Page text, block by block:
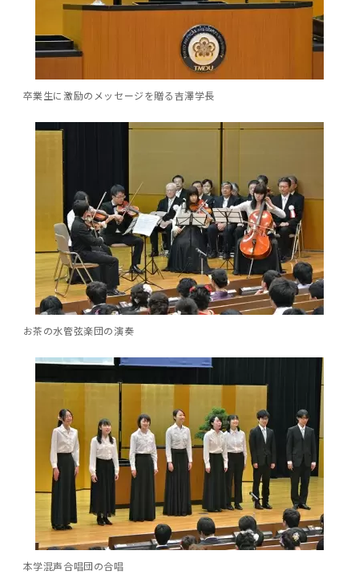
及び「複数学士号」に関する実施細目
その他の情報公開
研究不正の防止
会計監査人候補者の決定について
教育等の情報
動物実験等に関する情報
企業等からの資金提供状況の公表
女性活躍推進法による一般事業主行動計画
次世代育成支援対策推進法による一般事業主行
動計画
女性の活躍推進に向けた取り組み
目標とする教員の適正な年齢構成
キャンパスマスタープラン2016
国立大学法人ガバナンス・コード報告書
ジョン推進宣言／基本方針／アクション・プラ
女性活躍推進法による一般事業主行動計画
次世代育成支援対策推進法による一般事業主行
動計画
女性の活躍推進に向けた取り組み
次世代認定マーク「くるみん」を取得しました
（基準適合一般事業主認定）
障がいのある学生のサポートについて
卒業後の進路データ
サークル紹介
大学祭
留学について
キャンパス見学 ※現在は受け付けておりませ
ん
ILA国府台 公開講座等のお知らせ
キャンパス紹介
Call for Applications to Science Tokyo
SPRING（MD）Program for the 2024
Academic Year by Eligible Students
(*Autumn admission)
令和６年度（２０２４年度）総合知と癒しの次
世代フロントランナー育成プログラム（医歯学
系）「Science Tokyo SPRING (医歯学系)」
（旧TMDU卓越大学院生制度）対象学生（秋入
学対象）の募集について
Call for Applications to TMDU-SPRING
Program (formerly the TMDU WISE
Program) for the 2024 Academic Year
令和6年度（2024年度）東京医科歯科大学
「TMDU-SPRING」対象学生の募集について
（※春入学対象）について
Call for Application to TMDU WISE
Programs (II) for the 2023 Academic Year
by Eligible Students (*Autumn admission)
令和５年度（２０２３年度）東京医科歯科大学
「卓越大学院生制度（Ⅱ）」対象学生（秋入学
対象）の募集について
高等教育の修学支援制度
証明書関係
証明書関係トップ
医学部在学生
歯学部在学生
大学院在学生
附属学校在学生
障がいのある学生サポート
障がいのある学生サポートトップ
修学上の支援について
学生相談支援室
障害を理由とする差別の解消の推進に関する対
応要領
バリアフリーマップ
困りごと対策貸出グッズ
令和７年度（２０２５年度）新入生向けPC購
入推奨仕様書
令和６年度（２０２４年度）東京医科歯科大学
「研究者早期育成コース」採用決定通知書授与
式を行いました。
令和５年度（２０２３年度）東京医科歯科大学
「研究者早期育成コース及び研究者養成コー
ス」採用決定通知書授与式を行いました。
令和４年度（２０２２年度）東京医科歯科大学
「研究者早期育成コース及び研究者養成コー
ス」採用決定通知書授与式を行いました。
令和３年度（２０２１年度）東京医科歯科大学
「卓越大学院生制度（Ⅰ）」採用決定通知書授
与式を行いました。
学位の申請
学内就職支援イベント
学外就職支援イベント
就職支援サイトリンク集
就職支援ガイド
外国人留学生の就職情報について
就職活動体験談について
OB・OG情報について
内定取り消しについて
進路届の提出について
その他 就職関連情報（推薦書等）
わくわく保育園
フィットネスルーム・売店
due to Natural Disasters, such as
Typhoons, and Transportation
Cancellation (for the Yushima area)
新入学の大学院生へ To New Graduate
医歯学総合研究科博士課程医歯学系専攻履修要
項（シラバス）
博士課程 生命理工医療科学専攻トップ
概要
分野構成
医歯学総合研究科博士課程生命理工学系専攻履
修要項（シラバス）
履修要項（大学院シラバス）
年報
年報トップ
2024年（25.7MB）
2023年（49.5MB）
2022年（38.1 MB）
2021年（PDF：71.9 MB）
2020年 （PDF：67.8MB）
2019年 （PDF：71.7MB）
2018年 （PDF：83.3MB）
2017年 （PDF：75.1MB）
2016年 （PDF：73.0MB）
2015年 （PDF：83.3MB）
統合教育機構学務企画課
セミナー・特別講義
セミナー・特別講義トップ
2026年度
2025年度
2023年度
2024年度
2022年度
2021年度
2020年度
2019年度
設置計画履行状況報告書
設置計画履行状況報告書
年報
年報トップ
2024年（PDF：5.4MB）
2023年（PDF：4.5MB）
2022年（PDF：53.8 MB）
2021年（PDF：4.5 MB）
2020年 （PDF：4.6MB）
2019年 （PDF：5.2MB）
2018年 （PDF：18.7MB）
2017年 （PDF：7.2MB）
2016年 （PDF：13.5MB）
医科（医系診療部門）
歯科（歯系診療部門）
M&Dデータ科学センター
統合教育機構
医学・歯学分野における数理・データサイエン
ス・AI教育開発事業
大学統合時の教育・学生生活について（受験生
向け）
Regarding education and student life after
the integration（For prospective
students）
向け）
Regarding education and student life after
the integration (For current students)
教学IR関連公開情報
教学IR関連公開情報トップ
卒業生進路アンケート
統合研究機構・統合イノベーション機構トップ
統合イノベーション機構
統合イノベーション機構トップ
医療ビッグデータによるトータル・ヘルスケア
イノベーション創出の基盤構築プロジェクト
オープンイノベーションセンター
ヘルスサイエンスR&Dセンター
若手研究者支援センター（統合研究機構）
研究基盤クラスター（統合研究機構）
研究基盤クラスター（統合研究機構）トップ
リサーチコアセンター
実験動物センター
生命倫理研究センター
疾患バイオリソースセンター
先端医歯工学創成クラスター（統合研究機構）
先端医歯工学創成クラスター（統合研究機構）
再生医療研究センター
再生医療研究センター（微生物安全性グルー
脳統合機能研究センター
統合研究機構から他部局へ異動したセンター
統合研究機構から他部局へ異動したセンタート
ップ
低侵襲医療センター（旧：低侵襲医歯学研究セ
ンター）
オープンイノベーションセンター
統合国際機構
統合情報機構（図書館部門・ITセキュリティ部
門）
統合情報機構（図書館部門・ITセキュリティ部
門）トップ
ITヘルプデスク（学内専用サイト）
ITセキュリティ部門（学内専用サイト）
図書館部門
図書館部門トップ
図書館
デジタル変革推進事務室
連絡先一覧
学生支援・保健管理機構
学生支援・保健管理機構トップ
保健管理センター
湯島学生支援センター
湯島学生支援センタートップ
学生相談支援室
環境安全管理室
環境安全管理室トップ
環境報告書
広報部
特定認定再生医療等委員会
特定認定再生医療等委員会
利益相反に関する説明会資料(ダウンロード)(学
内専用)
研究大学強化促進事業に関する情報・評価
卒業生に激励のメッセージを贈る吉澤学長
お茶の水管弦楽団の演奏
本学混声合唱団の合唱